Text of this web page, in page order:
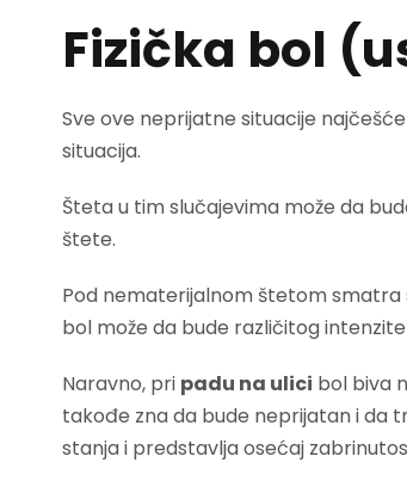
Fizička bol
Sve ove neprijatne situacije
situacija.
Šteta u tim slučajevima može da
štete.
Pod nematerijalnom štetom smatra
bol može da bude različitog
Naravno, pri padu na ulici bol biva
takođe zna da bude neprijatan i da
stanja i predstavlja osećaj